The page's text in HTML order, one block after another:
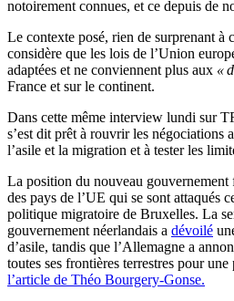
notoirement connues, et ce depuis de
Le contexte posé, rien de surprenant à
considère que les lois de l’Union
adaptées et ne conviennent plus aux «
France et sur le continent.
Dans cette même interview lundi sur
s’est dit prêt à rouvrir les négociations
l’asile et la migration et à tester les
La position du nouveau gouvernement
des pays de l’UE qui se sont attaqués
politique migratoire de Bruxelles. La
gouvernement néerlandais a dévoilé
d’asile, tandis que l’Allemagne a
toutes ses frontières terrestres pour
l’article de Théo Bourgery-Gonse.